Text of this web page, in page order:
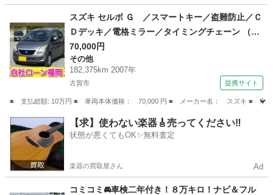
大溝駅 アルトラパン
スズキ セルボ Ｇ ／スマートキー／盗難防止／Ｃ
Ｄデッキ／電格ミラー／タイミングチェーン （検
10.4）
70,000円
その他
182,375km 2007年
古賀市 提携サイト
■ 支払総額: 10万円 ■ 車両本体価格： 70,000 円 ■ メーカー名： スズキ ■ 車
福岡 古賀市 その他
【求】使わない楽器🎸売ってください‼️
状態が悪くてもOK✨無料査定
楽器の買取屋さん Ad
コミコミ🚘車検二年付き！８万キロ！ナビ＆フル